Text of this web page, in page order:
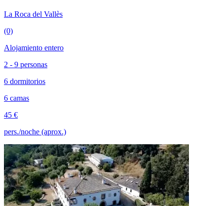
La Roca del Vallès
(0)
Alojamiento entero
2 - 9 personas
6 dormitorios
6 camas
45 €
pers./noche (aprox.)